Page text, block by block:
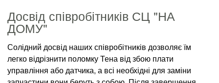
Досвід співробітників СЦ "НА
ДОМУ"
Солідний досвід наших співробітників дозволяє їм
легко відрізнити поломку Тена від збою плати
управління або датчика, а всі необхідні для заміни